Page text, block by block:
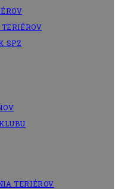
SPZ
TERIÉROV